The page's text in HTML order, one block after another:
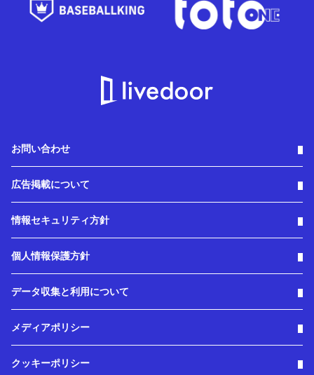
お問い合わせ
広告掲載について
情報セキュリティ方針
個人情報保護方針
データ収集と利用について
メディアポリシー
クッキーポリシー